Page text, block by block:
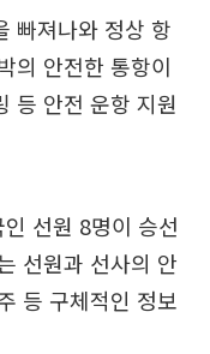
빠져나와 정상 항
의 안전한 통항이
등 안전 운항 지원
선원 8명이 승선
선원과 선사의 안
등 구체적인 정보